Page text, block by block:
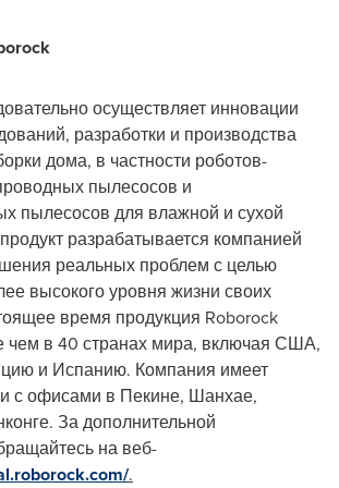
осуществляет инновации
разработки и производства
дома, в частности роботов-
пылесосов и
пылесосов для влажной и сухой
разрабатывается компанией
реальных проблем с целью
высокого уровня жизни своих
время продукция Roborock
чем в 40 странах мира, включая США,
и Испанию. Компания имеет
с офисами в Пекине, Шанхае,
За дополнительной
на веб-
.